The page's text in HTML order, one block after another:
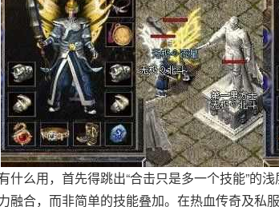
什么用，首先得跳出“合击只是多一个技能”
融合，而非简单的技能叠加。在热血传奇及私